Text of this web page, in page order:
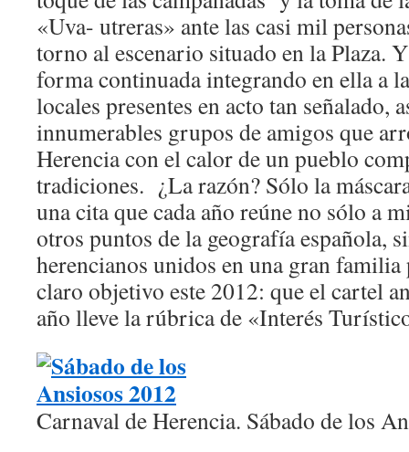
«Uva- utreras» ante las casi mil
torno al escenario situado en la Plaza.
forma continuada integrando en ella a
locales presentes en acto tan señalado,
innumerables grupos de amigos que
Herencia con el calor de un pueblo
tradiciones. ¿La razón? Sólo la
una cita que cada año reúne no sólo a
otros puntos de la geografía española,
herencianos unidos en una gran
claro objetivo este 2012: que el cartel
año lleve la rúbrica de «Interés
Carnaval de Herencia. Sábado de los